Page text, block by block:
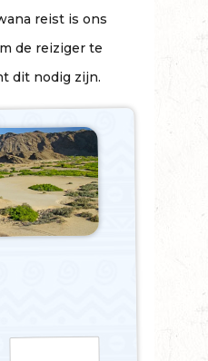
reist is ons
de reiziger te
dit nodig zijn.